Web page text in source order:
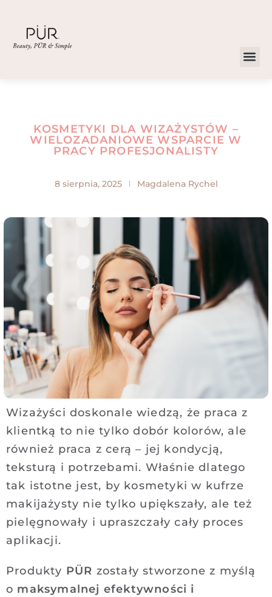
KOSMETYKI DLA WIZAŻYSTÓW –
WIELOZADANIOWE WSPARCIE W
PRACY PROFESJONALISTY
8 sierpnia, 2025 Magdalena Rychel
Wizażyści doskonale wiedzą, że praca z
klientką to nie tylko dobór kolorów, ale
również praca z cerą – jej kondycją,
teksturą i potrzebami. Właśnie dlatego
tak istotne jest, by kosmetyki w kufrze
makijażysty nie tylko upiększały, ale też
pielęgnowały i upraszczały cały proces
aplikacji.
Produkty PÜR zostały stworzone z myślą
o maksymalnej efektywności i